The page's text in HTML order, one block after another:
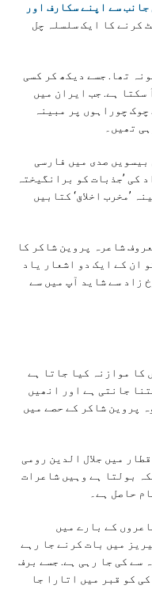
سے اپنے سکارف اور
کرنے کا ایک سلسلہ چل
تھا. جسے دیکھ کر کسی
سکتا ہے. جب ایران میں
چوک چوراہوں پر مبینہ
تھیں۔
صدی میں فارسی
کی ’جذبات کو برانگیختہ
’مخرب اخلاق‘ کتابیں
شاعرہ پروین شاکر کا
ان کے ایک دو اشعار یاد
زاد سے شاید آپ میں سے
کا موازنہ کیا جاتا ہے
جانتی ہے اور انھیں
پروین شاکر کے حصے میں
میں جلال الدین رومی
بولتا ہے وہیں شاعرات
حاصل ہے۔
کے بارے میں
میں بات کرنے جا رہے
سے کی جا رہی ہے. جسے برف
کو قبر میں اتارا جا